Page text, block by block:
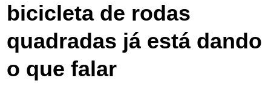
bicicleta de rodas
quadradas já está dando
o que falar